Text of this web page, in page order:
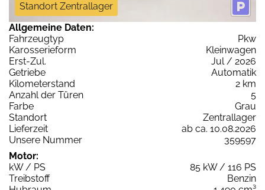
Standort Zentrallager
Allgemeine Daten:
Fahrzeugtyp
Pkw
Karosserieform
Kleinwagen
Erst-Zul.
Jul / 2026
Getriebe
Automatik
Kilometerstand
2 km
Anzahl der Türen
5
Farbe
Grau
Standort
Zentrallager
Lieferzeit
ab ca. 10.08.2026
Unsere Nummer
359597
Motor:
kW / PS
85 kW / 116 PS
Treibstoff
Benzin